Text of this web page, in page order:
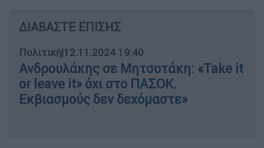
ΔΙΑΒΑΣΤΕ ΕΠΙΣΗΣ
Πολιτική|12.11.2024 19:40
Ανδρουλάκης σε Μητσοτάκη: «Take it
or leave it» όχι στο ΠΑΣΟΚ.
Εκβιασμούς δεν δεχόμαστε»